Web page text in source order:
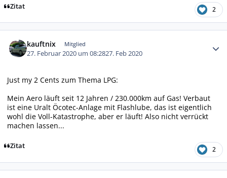
Zitat 2
kauftnix Mitglied
27. Februar 2020 um 08:2827. Feb 2020
Just my 2 Cents zum Thema LPG:
Mein Aero läuft seit 12 Jahren / 230.000km auf Gas! Verbaut
ist eine Uralt Öcotec-Anlage mit Flashlube, das ist eigentlich
wohl die Voll-Katastrophe, aber er läuft! Also nicht verrückt
machen lassen...
Zitat 2